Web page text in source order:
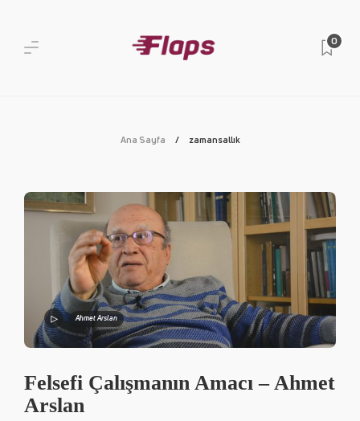
0
Ana Sayfa zamansallık
Ahmet Arslan
Felsefi Çalışmanın Amacı – Ahmet
Arslan